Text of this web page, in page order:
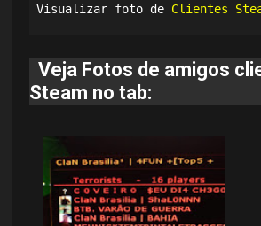
Visualizar foto de Clientes
Veja Fotos de amigos
Steam no tab: